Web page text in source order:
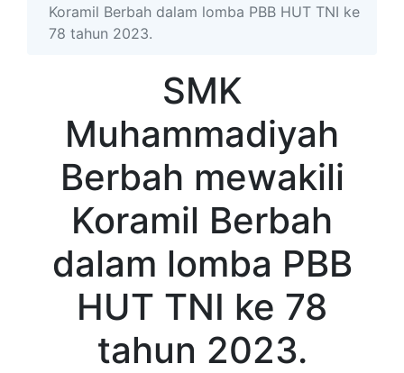
Koramil Berbah dalam lomba PBB HUT TNI ke
78 tahun 2023.
SMK
Muhammadiyah
Berbah mewakili
Koramil Berbah
dalam lomba PBB
HUT TNI ke 78
tahun 2023.